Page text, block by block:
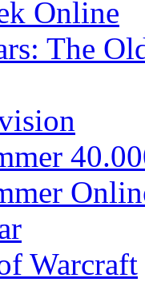
Online
The
Warcraft